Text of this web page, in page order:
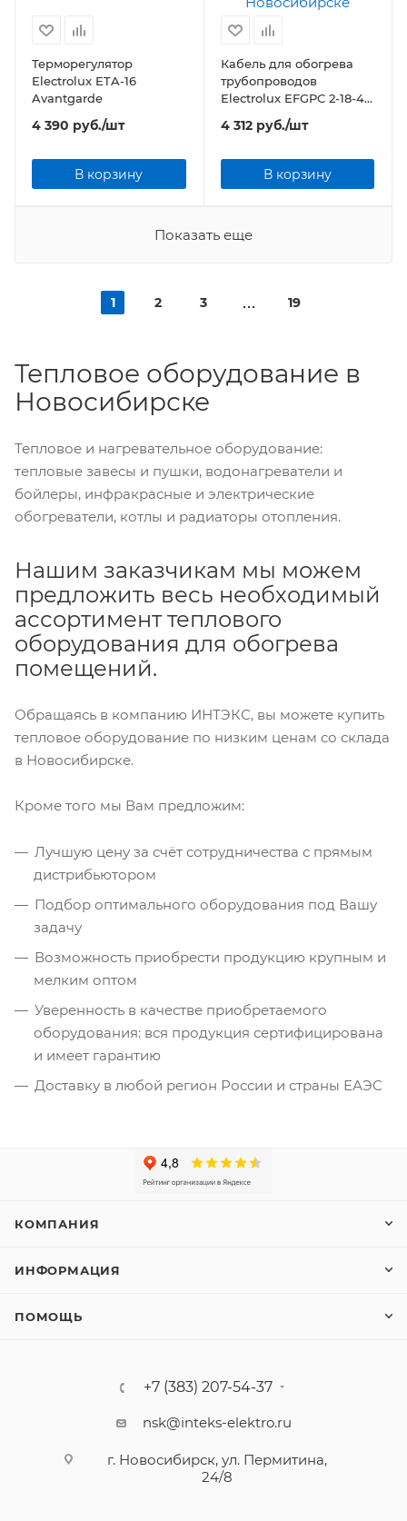
Терморегулятор
Electrolux ETA-16
Avantgarde
4 390 руб./шт
В корзину
Кабель для обогрева
трубопроводов
Electrolux EFGPC 2-18-4
(комплект) 4 метра
4 312руб./шт
В корзину
Показать еще
1 2 3 19
Тепловое оборудование в
Новосибирске
Тепловое и нагревательное оборудование:
тепловые завесы и пушки, водонагреватели и
бойлеры, инфракрасные и электрические
обогреватели, котлы и радиаторы отопления.
Нашим заказчикам мы можем
предложить весь необходимый
ассортимент теплового
оборудования для обогрева
помещений.
Обращаясь в компанию ИНТЭКС, вы можете купить
тепловое оборудование по низким ценам со склада
в Новосибирске.
Кроме того мы Вам предложим:
Лучшую цену за счёт сотрудничества с прямым
дистрибьютором
Подбор оптимального оборудования под Вашу
задачу
Возможность приобрести продукцию крупным и
мелким оптом
Уверенность в качестве приобретаемого
оборудования: вся продукция сертифицирована
и имеет гарантию
Доставку в любой регион России и страны ЕАЭС
КОМПАНИЯ
ИНФОРМАЦИЯ
ПОМОЩЬ
+7 (383) 207-54-37
nsk@inteks-elektro.ru
г. Новосибирск, ул. Пермитина,
24/8